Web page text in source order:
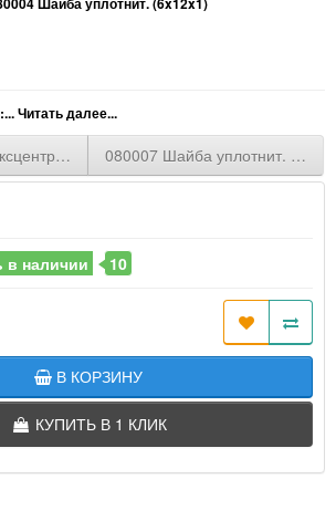
Читать далее...
заднего рычага MAZDA 3 BK 03-08
080007 Шайба уплотнит.
в наличии 10
В КОРЗИНУ
КУПИТЬ В 1 КЛИК